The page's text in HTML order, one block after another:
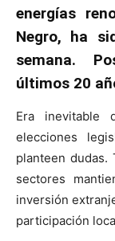
energías
Negro, ha
semana.
últimos 20
Era inevitable
elecciones
planteen dudas.
sectores
inversión
participación